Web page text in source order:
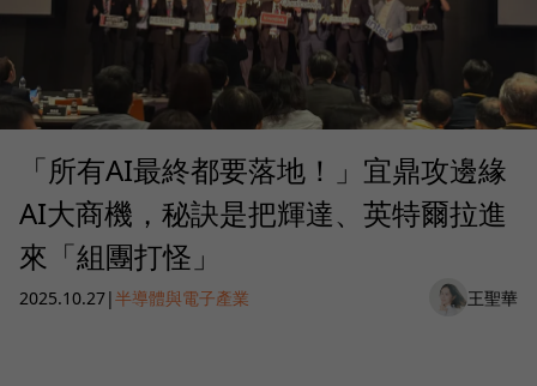
「所有AI最終都要落地！」宜鼎攻邊緣
AI大商機，秘訣是把輝達、英特爾拉進
來「組團打怪」
2025.10.27|半導體與電子產業 王聖華